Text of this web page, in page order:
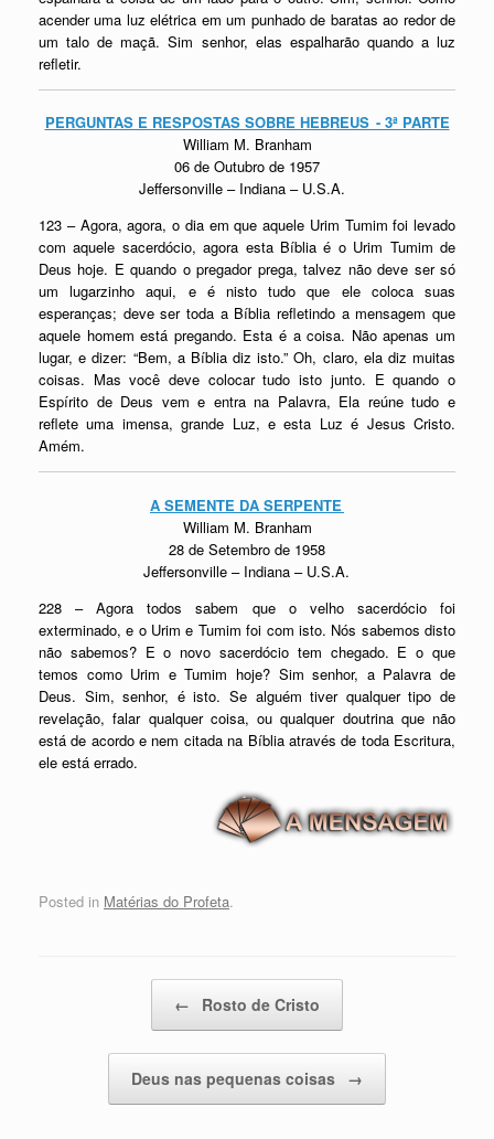
acender uma luz elétrica em um punhado de baratas ao redor de
um talo de maçã. Sim senhor, elas espalharão quando a luz
refletir.
PERGUNTAS E RESPOSTAS SOBRE HEBREUS - 3ª PARTE
William M. Branham
06 de Outubro de 1957
Jeffersonville – Indiana – U.S.A.
123 – Agora, agora, o dia em que aquele Urim Tumim foi levado
com aquele sacerdócio, agora esta Bíblia é o Urim Tumim de
Deus hoje. E quando o pregador prega, talvez não deve ser só
um lugarzinho aqui, e é nisto tudo que ele coloca suas
esperanças; deve ser toda a Bíblia refletindo a mensagem que
aquele homem está pregando. Esta é a coisa. Não apenas um
lugar, e dizer: “Bem, a Bíblia diz isto.” Oh, claro, ela diz muitas
coisas. Mas você deve colocar tudo isto junto. E quando o
Espírito de Deus vem e entra na Palavra, Ela reúne tudo e
reflete uma imensa, grande Luz, e esta Luz é Jesus Cristo.
Amém.
A SEMENTE DA SERPENTE
William M. Branham
28 de Setembro de 1958
Jeffersonville – Indiana – U.S.A.
228 – Agora todos sabem que o velho sacerdóciofoi
exterminado, e o Urim e Tumim foi com isto. Nós sabemos disto
não sabemos? E o novo sacerdócio tem chegado. E o que
temos como Urim e Tumim hoje? Sim senhor, a Palavra de
Deus. Sim, senhor, é isto. Se alguém tiver qualquer tipo de
revelação, falar qualquer coisa, ou qualquer doutrina que não
está de acordo e nem citada na Bíblia através de toda Escritura,
ele está errado.
Posted in Matérias do Profeta.
← Rosto de Cristo
Deus nas pequenas coisas →